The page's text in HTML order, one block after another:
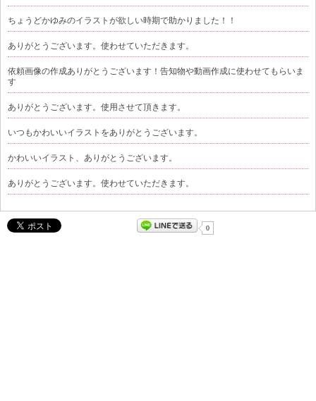
ちょうどかゆみのイラストが欲しい時期で助かりました！！
ありがとうございます。使わせていただきます。
依頼画像の作成ありがとうございます！告知物や動画作成に使わせてもらいま
す
ありがとうございます。使用させて頂きます。
いつもかわいいイラストをありがとうございます。
かわいいイラスト、ありがとうございます。
ありがとうございます。使わせていただきます。
0